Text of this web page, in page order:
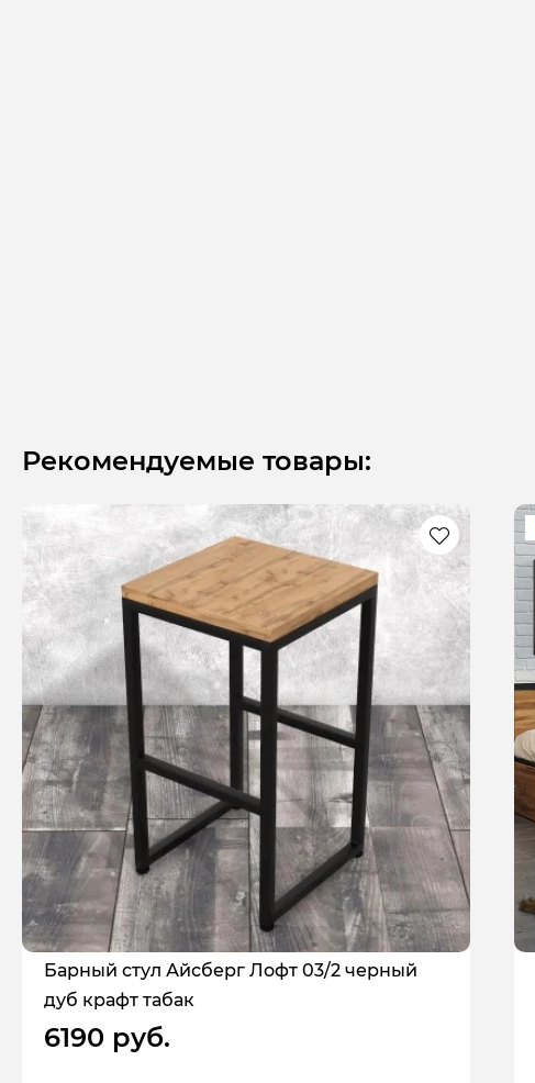
Рекомендуемые товары:
Барный стул Айсберг Лофт 03/2 черный
дуб крафт табак
6190 руб.